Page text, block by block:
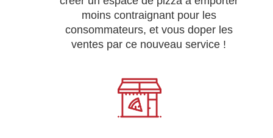
moins contraignant pour les
consommateurs, et vous doper les
ventes par ce nouveau service !